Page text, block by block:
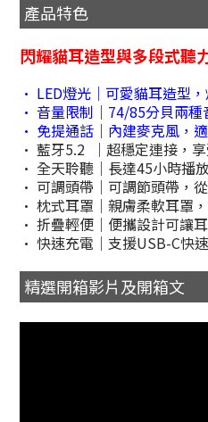
產品特色
閃耀貓耳造型與多段式聽
• LED燈光｜可愛貓耳造型
• 音量限制｜74/85分貝兩種
• 免提通話｜內建麥克風，
• 藍牙5.2 ｜超穩定連接，
• 全天聆聽｜長達45小時播
• 可調頭帶｜可調節頭帶，
• 枕式耳罩｜親膚柔軟耳罩
• 折疊輕便｜便攜設計可讓
• 快速充電｜支援USB-C快
精選開箱影片及開箱文